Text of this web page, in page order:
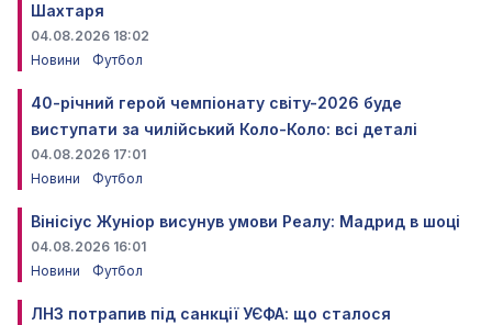
Шахтаря
04.08.2026 18:02
Новини
Футбол
40-річний герой чемпіонату світу-2026 буде
виступати за чилійський Коло-Коло: всі деталі
04.08.2026 17:01
Новини
Футбол
Вінісіус Жуніор висунув умови Реалу: Мадрид в шоці
04.08.2026 16:01
Новини
Футбол
ЛНЗ потрапив під санкції УЄФА: що сталося